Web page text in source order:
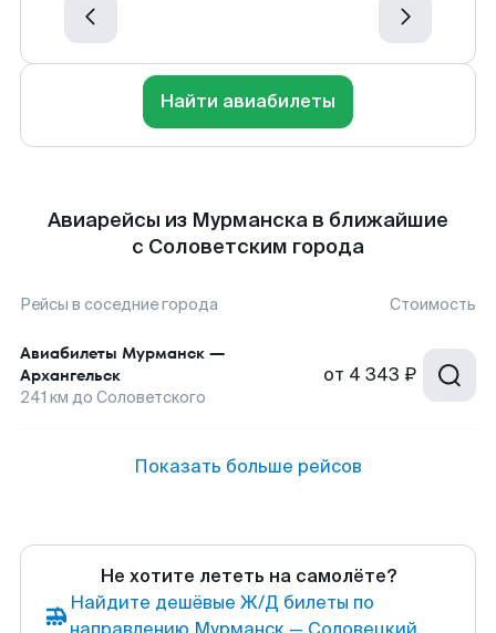
Найти авиабилеты
Авиарейсы из Мурманска в ближайшие
с Соловетским города
Рейсы в соседние города Стоимость
Авиабилеты Мурманск —
Архангельск
241 км до Соловетского
от 4 343 ₽
Показать больше рейсов
Не хотите лететь на самолёте?
Найдите дешёвые Ж/Д билеты по